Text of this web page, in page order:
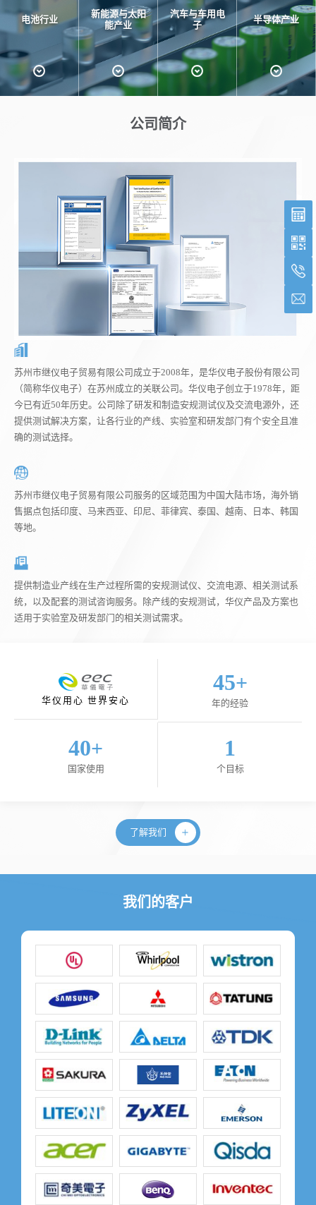
电池行业
新能源与太阳
能产业
汽车与车用电
子
半导体产业
公司简介
苏州市继仪电子贸易有限公司成立于2008年，是华仪电子股份有限公司
（简称华仪电子）在苏州成立的关联公司。华仪电子创立于1978年，距
今已有近50年历史。公司除了研发和制造安规测试仪及交流电源外，还
提供测试解决方案，让各行业的产线、实验室和研发部门有个安全且准
确的测试选择。
苏州市继仪电子贸易有限公司服务的区域范围为中国大陆市场，海外销
售据点包括印度、马来西亚、印尼、菲律宾、泰国、越南、日本、韩国
等地。
提供制造业产线在生产过程所需的安规测试仪、交流电源、相关测试系
统，以及配套的测试咨询服务。除产线的安规测试，华仪产品及方案也
适用于实验室及研发部门的相关测试需求。
华仪用心 世界安心
45+
年的经验
40+
国家使用
1
个目标
了解我们
我们的客户